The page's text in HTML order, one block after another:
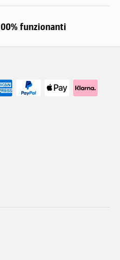
funzionanti